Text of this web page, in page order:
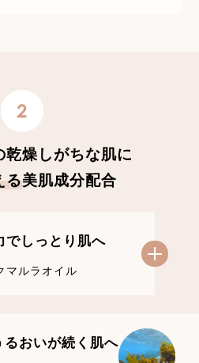
2
乾燥しがちな肌に
る美肌成分配合
でしっとり肌へ
マルラオイル
るおいが続く肌へ